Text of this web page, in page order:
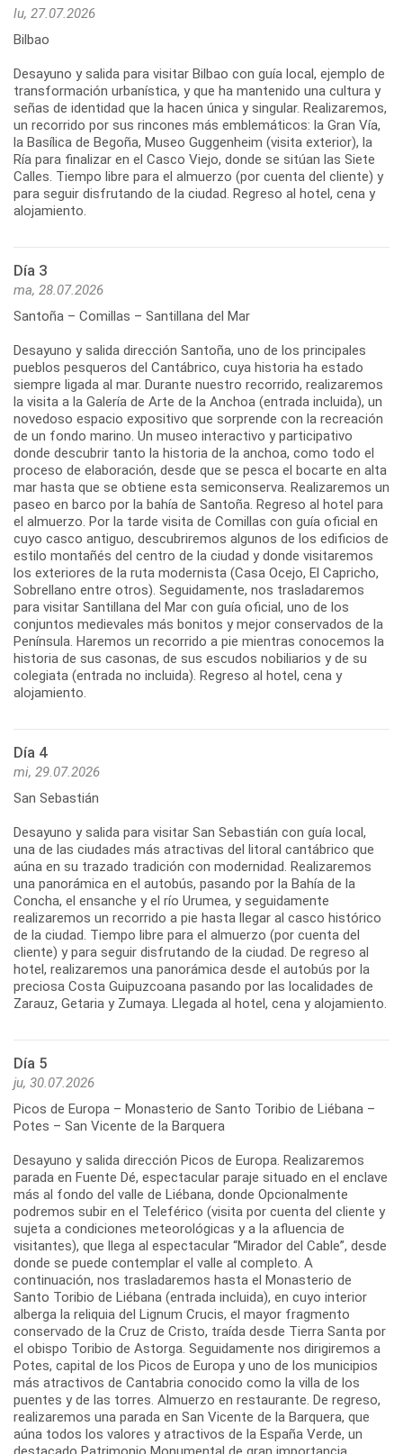
lu, 27.07.2026
Bilbao
Desayuno y salida para visitar Bilbao con guía local, ejemplo de
transformación urbanística, y que ha mantenido una cultura y
señas de identidad que la hacen única y singular. Realizaremos,
un recorrido por sus rincones más emblemáticos: la Gran Vía,
la Basílica de Begoña, Museo Guggenheim (visita exterior), la
Ría para finalizar en el Casco Viejo, donde se sitúan las Siete
Calles. Tiempo libre para el almuerzo (por cuenta del cliente) y
para seguir disfrutando de la ciudad. Regreso al hotel, cena y
alojamiento.
Día 3
ma, 28.07.2026
Santoña – Comillas – Santillana del Mar
Desayuno y salida dirección Santoña, uno de los principales
pueblos pesqueros del Cantábrico, cuya historia ha estado
siempre ligada al mar. Durante nuestro recorrido, realizaremos
la visita a la Galería de Arte de la Anchoa (entrada incluida), un
novedoso espacio expositivo que sorprende con la recreación
de un fondo marino. Un museo interactivo y participativo
donde descubrir tanto la historia de la anchoa, como todo el
proceso de elaboración, desde que se pesca el bocarte en alta
mar hasta que se obtiene esta semiconserva. Realizaremos un
paseo en barco por la bahía de Santoña. Regreso al hotel para
el almuerzo. Por la tarde visita de Comillas con guía oficial en
cuyo casco antiguo, descubriremos algunos de los edificios de
estilo montañés del centro de la ciudad y donde visitaremos
los exteriores de la ruta modernista (Casa Ocejo, El Capricho,
Sobrellano entre otros). Seguidamente, nos trasladaremos
para visitar Santillana del Mar con guía oficial, uno de los
conjuntos medievales más bonitos y mejor conservados de la
Península. Haremos un recorrido a pie mientras conocemos la
historia de sus casonas, de sus escudos nobiliarios y de su
colegiata (entrada no incluida). Regreso al hotel, cena y
alojamiento.
Día 4
mi, 29.07.2026
San Sebastián
Desayuno y salida para visitar San Sebastián con guía local,
una de las ciudades más atractivas del litoral cantábrico que
aúna en su trazado tradición con modernidad. Realizaremos
una panorámica en el autobús, pasando por la Bahía de la
Concha, el ensanche y el río Urumea, y seguidamente
realizaremos un recorrido a pie hasta llegar al casco histórico
de la ciudad. Tiempo libre para el almuerzo (por cuenta del
cliente) y para seguir disfrutando de la ciudad. De regreso al
hotel, realizaremos una panorámica desde el autobús por la
preciosa Costa Guipuzcoana pasando por las localidades de
Zarauz, Getaria y Zumaya. Llegada al hotel, cena y alojamiento.
Día 5
ju, 30.07.2026
Picos de Europa – Monasterio de Santo Toribio de Liébana –
Potes – San Vicente de la Barquera
Desayuno y salida dirección Picos de Europa. Realizaremos
parada en Fuente Dé, espectacular paraje situado en el enclave
más al fondo del valle de Liébana, donde Opcionalmente
podremos subir en el Teleférico (visita por cuenta del cliente y
sujeta a condiciones meteorológicas y a la afluencia de
visitantes), que llega al espectacular “Mirador del Cable”, desde
donde se puede contemplar el valle al completo. A
continuación, nos trasladaremos hasta el Monasterio de
Santo Toribio de Liébana (entrada incluida), en cuyo interior
alberga la reliquia del Lignum Crucis, el mayor fragmento
conservado de la Cruz de Cristo, traída desde Tierra Santa por
el obispo Toribio de Astorga. Seguidamente nos dirigiremos a
Potes, capital de los Picos de Europa y uno de los municipios
más atractivos de Cantabria conocido como la villa de los
puentes y de las torres. Almuerzo en restaurante. De regreso,
realizaremos una parada en San Vicente de la Barquera, que
aúna todos los valores y atractivos de la España Verde, un